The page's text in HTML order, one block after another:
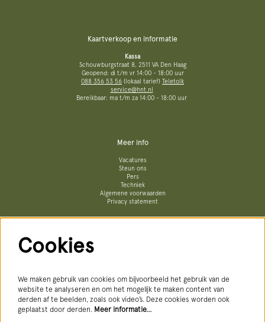
Kaartverkoop en informatie
Kassa
Schouwburgstraat 8, 2511 VA Den Haag
Geopend: di t/m vr 14:00 - 18:00 uur
088 356 53 56 (lokaal tarief) Teletolk
service@hnt.nl
Bereikbaar: ma t/m za 14:00 - 18:00 uur
Meer info
Vacatures
Steun ons
Pers
Techniek
Algemene voorwaarden
Privacy statement
Cookies
We maken gebruik van cookies om bijvoorbeeld het gebruik van de
website te analyseren en om het mogelijk te maken content van
derden af te beelden, zoals ook video’s. Deze cookies worden ook
geplaatst door derden. Meer informatie…